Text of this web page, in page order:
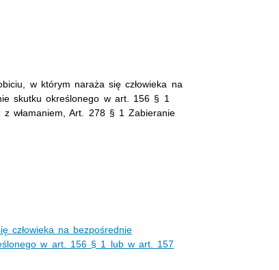
w którym naraża się człowieka na
skutku określonego w art. 156 § 1
włamaniem, Art. 278 § 1 Zabieranie
człowieka na bezpośrednie
w art. 156 § 1 lub w art. 157